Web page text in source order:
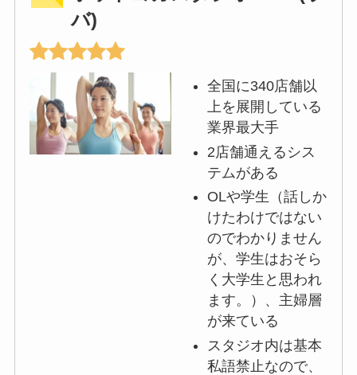
バ)
全国に340店舗以
上を展開している
業界最大手
2店舗通えるシス
テムがある
OLや学生（話しか
けたわけではない
のでわかりません
が、学生はおそら
く大学生と思われ
ます。）、主婦層
が来ている
スタジオ内は基本
私語禁止なので、